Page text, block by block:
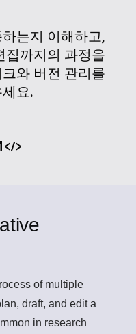
는지 이해하고,
집까지의 과정을
와 버전 관리를
요.
of multiple
draft, and edit a
in research